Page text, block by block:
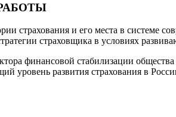
страхования и его места в системе
страховщика в условиях
финансовой стабилизации
уровень развития страхования в